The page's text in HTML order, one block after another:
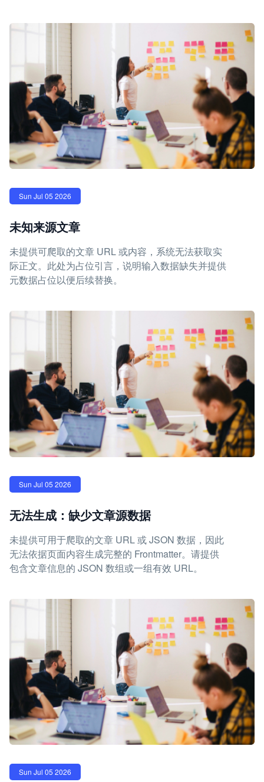
Sun Jul 05 2026
未知来源文章
未提供可爬取的文章 URL 或内容，系统无法获取实
际正文。此处为占位引言，说明输入数据缺失并提供
元数据占位以便后续替换。
Sun Jul 05 2026
无法生成：缺少文章源数据
未提供可用于爬取的文章 URL 或 JSON 数据，因此
无法依据页面内容生成完整的 Frontmatter。请提供
包含文章信息的 JSON 数组或一组有效 URL。
Sun Jul 05 2026